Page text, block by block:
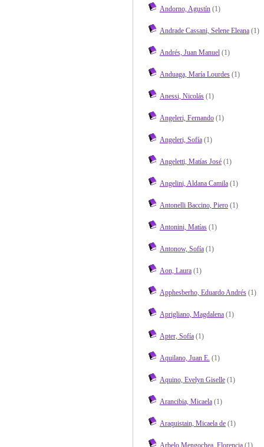
Andorno, Agustín(1)
Andrade Cassani, Selene Eleana(1)
Andrés, Juan Manuel(1)
Anduaga, María Lourdes(1)
Anessi, Nicolás(1)
Angeleri, Fernando(1)
Angeleri, Sofía(1)
Angeletti, Matías José(1)
Angelini, Aldana Camila(1)
Antonelli Baccino, Piero(1)
Antonini, Matías(1)
Antonow, Sofía(1)
Aon, Laura(1)
Apphesberho, Eduardo Andrés(1)
Aprigliano, Magdalena(1)
Apter, Sofía(1)
Aquilano, Juan E. (1)
Aquino, Evelyn Giselle(1)
Arancibia, Micaela(1)
Araquistain, Micaela de(1)
Arbelo Mengochea, Florencia(1)